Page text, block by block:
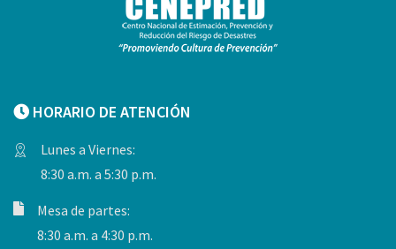
HORARIO DE ATENCIÓN
Lunes a Viernes:
8:30 a.m. a 5:30 p.m.
Mesa de partes:
8:30 a.m. a 4:30 p.m.